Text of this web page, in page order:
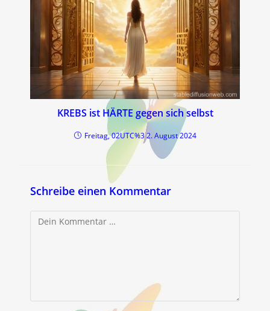
KREBS ist HÄRTE gegen sich selbst
Freitag, 02UTC%3 2. August 2024
Schreibe einen Kommentar
Kommentar